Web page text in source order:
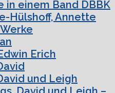
in einem Band DBBK
Hülshoff, Annette
Erich
und Leigh